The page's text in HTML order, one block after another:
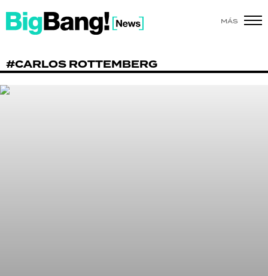
MÁS
#CARLOS ROTTEMBERG
SHOW
POLÍTICA